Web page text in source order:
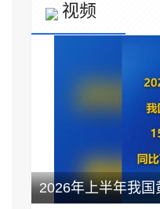
视频
2026年上半年我